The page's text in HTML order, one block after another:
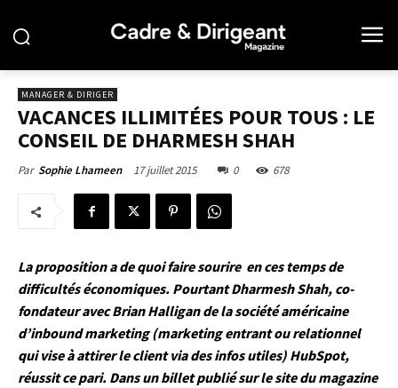
MANAGER & DIRIGER
VACANCES ILLIMITÉES POUR TOUS : LE
CONSEIL DE DHARMESH SHAH
Par Sophie Lhameen 17 juillet 2015 0 678
La proposition a de quoi faire sourire en ces temps de
difficultés économiques. Pourtant Dharmesh Shah, co-
fondateur avec Brian Halligan de la société américaine
d’inbound marketing (marketing entrant ou relationnel
qui vise à attirer le client via des infos utiles) HubSpot,
réussit ce pari. Dans un billet publié sur lesite du magazine